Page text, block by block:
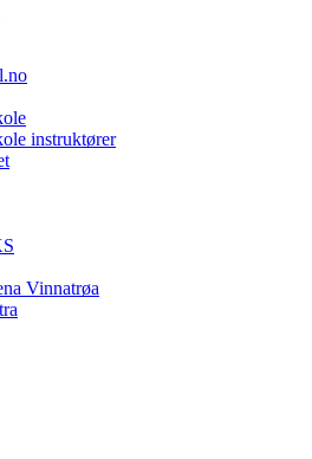
instruktører
Vinnatrøa